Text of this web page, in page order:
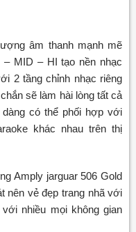
âm thanh mạnh mẽ
MID – HI tạo nền nhạc
2 tầng chỉnh nhạc riêng
sẽ làm hài lòng tất cả
có thể phối hợp với
khác nhau trên thị
Amply jarguar 506 Gold
nên vẻ đẹp trang nhã với
nhiều mọi không gian